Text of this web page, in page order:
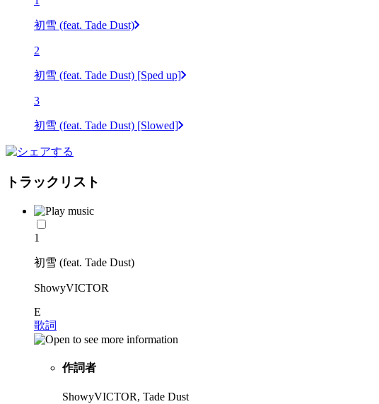
初雪 (feat. Tade Dust)
2
初雪 (feat. Tade Dust) [Sped up]
3
初雪 (feat. Tade Dust) [Slowed]
トラックリスト
1
初雪 (feat. Tade Dust)
ShowyVICTOR
E
歌詞
作詞者
ShowyVICTOR, Tade Dust